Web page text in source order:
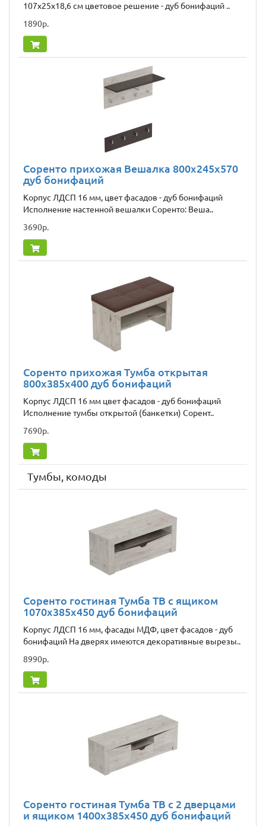
107x25x18,6 см цветовое решение - дуб бонифаций ..
1890р.
Соренто прихожая Вешалка 800x245x570
дуб бонифаций
Корпус ЛДСП 16 мм, цвет фасадов - дуб бонифаций
Исполнение настенной вешалки Соренто: Веша..
3690р.
Соренто прихожая Тумба открытая
800x385x400 дуб бонифаций
Корпус ЛДСП 16 мм цвет фасадов - дуб бонифаций
Исполнение тумбы открытой (банкетки) Сорент..
7690р.
Тумбы, комоды
Соренто гостиная Тумба ТВ с ящиком
1070x385x450 дуб бонифаций
Корпус ЛДСП 16 мм, фасады МДФ, цвет фасадов - дуб
бонифаций На дверях имеются декоративные вырезы..
8990р.
Соренто гостиная Тумба ТВ с 2 дверцами
и ящиком 1400x385x450 дуб бонифаций